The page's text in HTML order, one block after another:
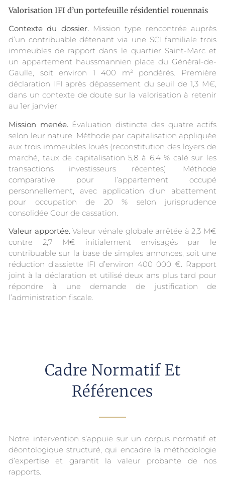
Valorisation IFI d’un portefeuille résidentiel rouennais
Contexte du dossier.Mission type rencontrée auprès
d’un contribuable détenant via une SCI familiale trois
immeubles de rapport dans le quartier Saint-Marc et
un appartement haussmannien place du Général-de-
Gaulle, soit environ 1 400 m² pondérés. Première
déclaration IFI après dépassement du seuil de 1,3 M€,
dans un contexte de doute sur la valorisation à retenir
au 1er janvier.
Mission menée. Évaluation distincte des quatre actifs
selon leur nature. Méthode par capitalisation appliquée
aux trois immeubles loués (reconstitution des loyers de
marché, taux de capitalisation 5,8 à 6,4 % calé sur les
transactions investisseurs récentes). Méthode
comparative pour l’appartement occupé
personnellement, avec application d’un abattement
pour occupation de 20 % selon jurisprudence
consolidée Cour de cassation.
Valeur apportée.Valeur vénale globale arrêtée à 2,3 M€
contre 2,7 M€ initialement envisagés par le
contribuable sur la base de simples annonces, soit une
réduction d’assiette IFI d’environ 400 000 €. Rapport
joint à la déclaration et utilisé deux ans plus tard pour
répondre à une demande de justification de
l’administration fiscale.
Cadre Normatif Et
Références
Notre intervention s’appuie sur un corpus normatif et
déontologique structuré, qui encadre la méthodologie
d’expertise et garantit la valeur probante de nos
rapports.